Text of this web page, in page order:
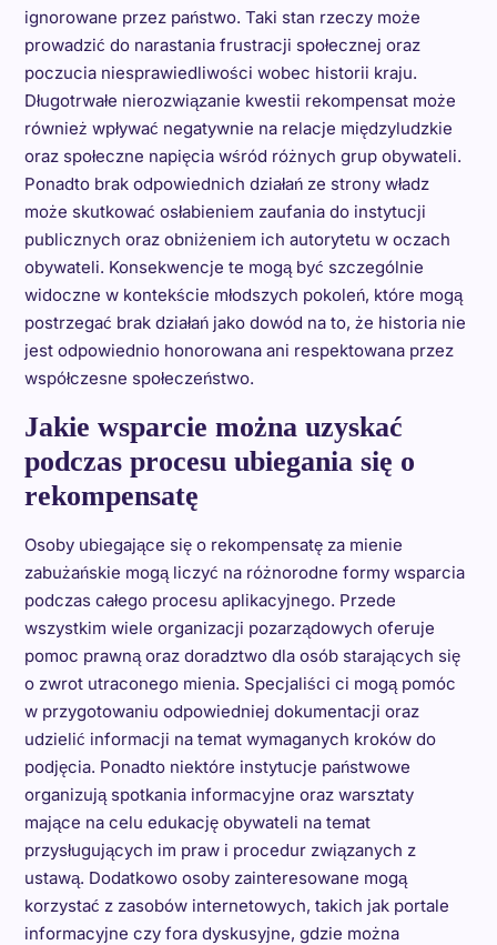
ignorowane przez państwo. Taki stan rzeczy może
prowadzić do narastania frustracji społecznej oraz
poczucia niesprawiedliwości wobec historii kraju.
Długotrwałe nierozwiązanie kwestii rekompensat może
również wpływać negatywnie na relacje międzyludzkie
oraz społeczne napięcia wśród różnych grup obywateli.
Ponadto brak odpowiednich działań ze strony władz
może skutkować osłabieniem zaufania do instytucji
publicznych oraz obniżeniem ich autorytetu w oczach
obywateli. Konsekwencje te mogą być szczególnie
widoczne w kontekście młodszych pokoleń, które mogą
postrzegać brak działań jako dowód na to, że historia nie
jest odpowiednio honorowana ani respektowana przez
współczesne społeczeństwo.
Jakie wsparcie można uzyskać
podczas procesu ubiegania się o
rekompensatę
Osoby ubiegające się o rekompensatę za mienie
zabużańskie mogą liczyć na różnorodne formy wsparcia
podczas całego procesu aplikacyjnego. Przede
wszystkim wiele organizacji pozarządowych oferuje
pomoc prawną oraz doradztwo dla osób starających się
o zwrot utraconego mienia. Specjaliści ci mogą pomóc
w przygotowaniu odpowiedniej dokumentacji oraz
udzielić informacji na temat wymaganych kroków do
podjęcia. Ponadto niektóre instytucje państwowe
organizują spotkania informacyjne oraz warsztaty
mające na celu edukację obywateli na temat
przysługujących im praw i procedur związanych z
ustawą. Dodatkowo osoby zainteresowane mogą
korzystać z zasobów internetowych, takich jak portale
informacyjne czy fora dyskusyjne, gdzie można